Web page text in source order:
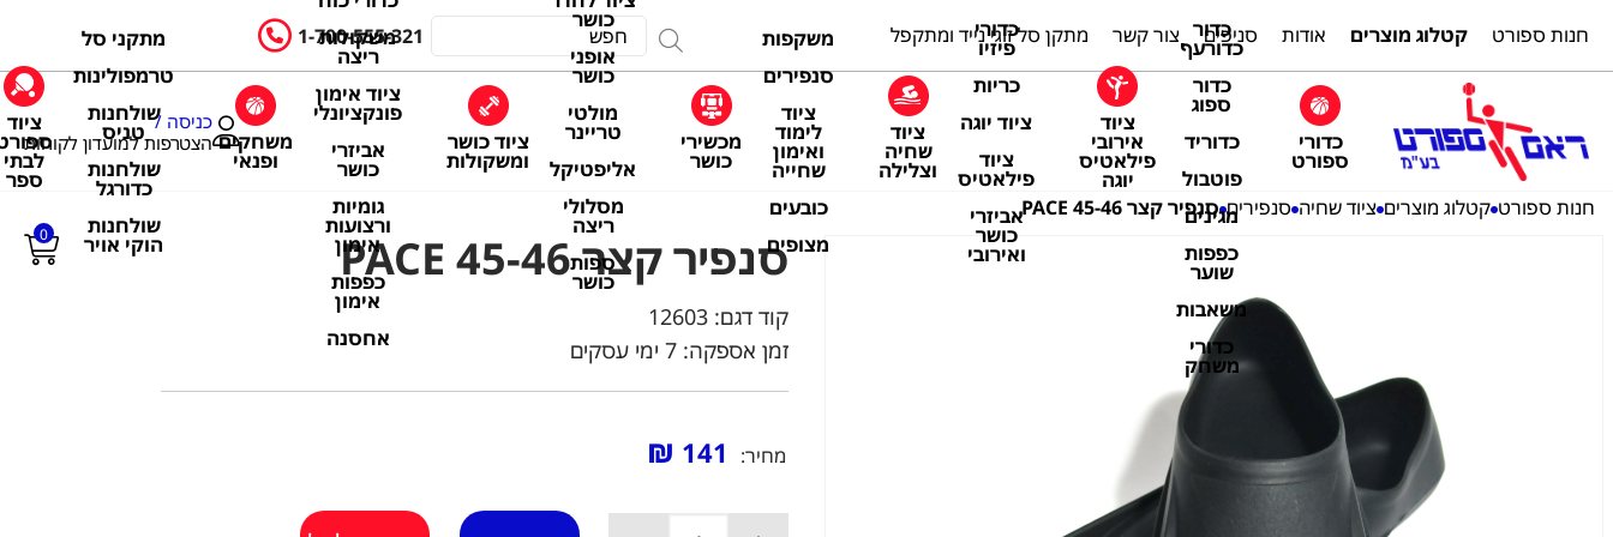
חנות ספורט קטלוג מוצרים אודות סניפים צור קשר מתקן סל זוגי נייד ומתקפל 1-700-555-321
כדורי
ספורט
כדור
כדורעף
כדור
ספוג
כדוריד
פוטבול
מגינים
כפפות
שוער
משאבות
כדורי
משחק
ציוד
אירובי
פילאטיס
יוגה
כדורי
פיזיו
כריות
ציוד יוגה
ציוד
פילאטיס
אביזרי
כושר
ואירובי
ציוד
שחיה
וצלילה
משקפות
סנפירים
ציוד
לימוד
ואימון
שחייה
כובעים
מצופים
מכשירי
כושר
כושר
אופני
כושר
מולטי
טריינר
אליפטיקל
מסלולי
ריצה
ספות
כושר
ציוד כושר
ומשקולות
משקולות
ריצה
ציוד אימון
פונקציונלי
אביזרי
כושר
גומיות
ורצועות
אימון
כפפות
אימון
אחסנה
משחקים
ופנאי
מתקני סל
טרמפולינות
שולחנות
טניס
שולחנות
כדורגל
שולחנות
הוקי אויר
ציוד
לבתי
ספר
כניסה /
הצטרפות למועדון לקוחות
0
חנות ספורט קטלוג מוצרים ציוד שחיה סנפירים סנפיר קצר 45-46 PACE
סנפיר קצר 45-46 PACE
קוד דגם: 12603
זמן אספקה: 7 ימי עסקים
מחיר: 141
₪